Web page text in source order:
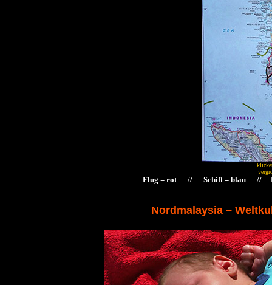
Flug = rot // Schiff = blau //
Nordmalaysia –